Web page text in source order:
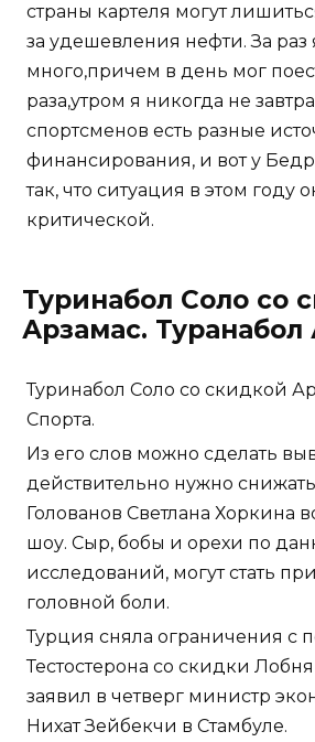
страны картеля могут
за удешевления нефти. За раз
много,причем в день мог
раза,утром я никогда не
спортсменов есть разные
финансирования, и вот у
так, что ситуация в этом году
критической.
Туринабол Соло со
Арзамас.
Туринабол Соло со скидкой
Спорта.
Из его слов можно сделать
действительно нужно
Голованов Светлана Хоркина
шоу. Сыр, бобы и орехи по
исследований, могут стать
головной боли.
Турция сняла ограничения с
Тестостерона со скидки
заявил в четверг министр
Нихат Зейбекчи в Стамбуле.